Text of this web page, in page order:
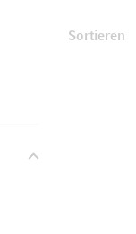
Sortieren